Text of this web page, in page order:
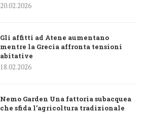
20.02.2026
Gli affitti ad Atene aumentano
mentre la Grecia affronta tensioni
abitative
18.02.2026
Nemo Garden Una fattoria subacquea
che sfida l’agricoltura tradizionale